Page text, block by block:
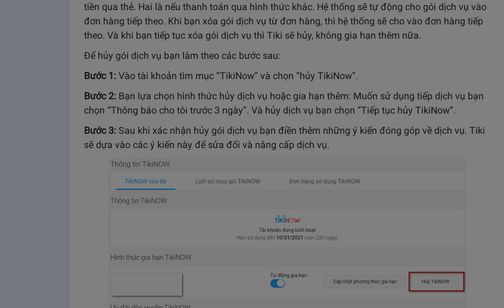
tiền qua thẻ. Hai là nếu thanh toán qua hình thức khác. Hệ thống sẽ tự động cho gói dịch vụ vào
đơn hàng tiếp theo. Khi bạn xóa gói dịch vụ từ đơn hàng, thì hệ thống sẽ cho vào đơn hàng tiếp
theo. Và khi bạn tiếp tục xóa gói dịch vụ thì Tiki sẽ hủy, không gia hạn thêm nữa.
Để hủy gói dịch vụ bạn làm theo các bước sau:
Bước 1: Vào tài khoản tìm mục “TikiNow” và chọn “hủy TikiNow”.
Bước 2: Bạn lựa chọn hình thức hủy dịch vụ hoặc gia hạn thêm: Muốn sử dụng tiếp dịch vụ bạn
chọn “Thông báo cho tôi trước 3 ngày”. Và hủy dịch vụ bạn chọn “Tiếp tục hủy TikiNow”.
Bước 3: Sau khi xác nhận hủy gói dịch vụ bạn điền thêm những ý kiến đóng góp về dịch vụ. Tiki
sẽ dựa vào các ý kiến này để sửa đổi và nâng cấp dịch vụ.